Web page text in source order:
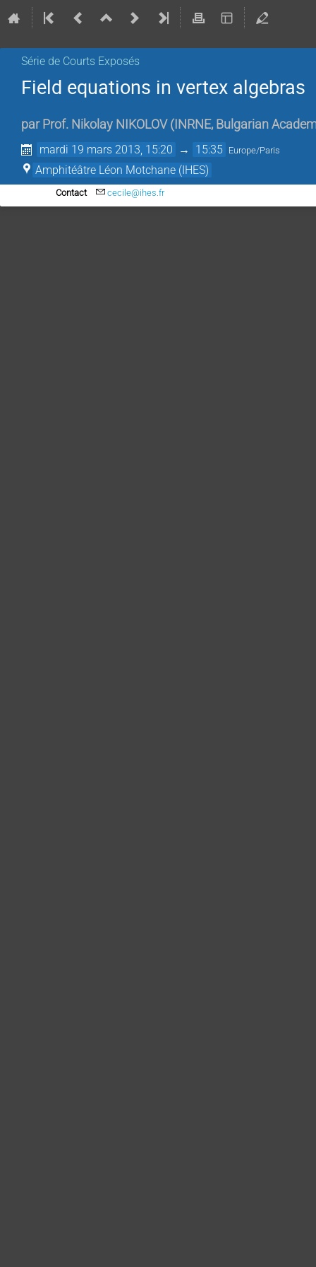
Série de Courts Exposés
Field equations in vertex algebras
par Prof. Nikolay NIKOLOV ( INRNE, Bulgarian
mardi 19 mars 2013, 15:20 → 15:35 Europe/Paris
Amphitéâtre Léon Motchane (IHES)
Contact cecile@ihes.fr